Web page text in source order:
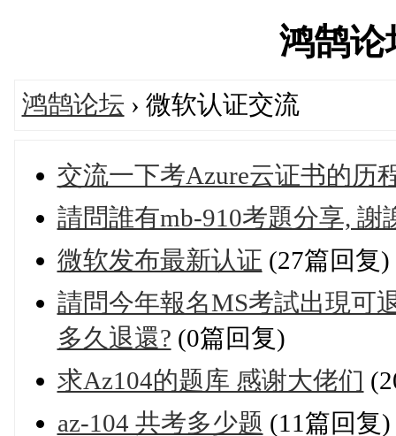
鸿鹄论
鸿鹄论坛 › 微软认证交流
交流一下考Azure云证书的历
請問誰有mb-910考題分享, 謝
微软发布最新认证 (27篇回复)
請問今年報名MS考試出現可
多久退還? (0篇回复)
求Az104的题库 感谢大佬们
az-104 共考多少题 (11篇回复)